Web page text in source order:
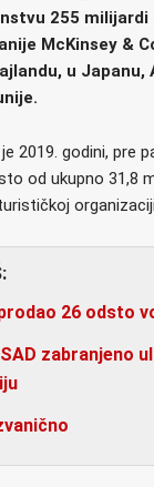
255 milijardi
McKinsey &
u Japanu,
2019. godini, pre
od ukupno 31,8
26 odsto
zabranjeno